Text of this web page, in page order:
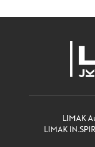
LIMAK
LIMAK